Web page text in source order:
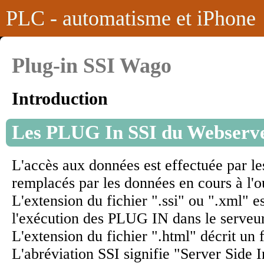
PLC - automatisme et iPhone
Plug-in SSI Wago
Introduction
Les PLUG In SSI du
L'accès aux données est effectuée par
remplacés par les données en cours à
L'extension du fichier ".ssi" ou ".xml"
l'exécution des PLUG IN dans le
L'extension du fichier ".html" décrit un
L'abréviation SSI signifie "Server Side